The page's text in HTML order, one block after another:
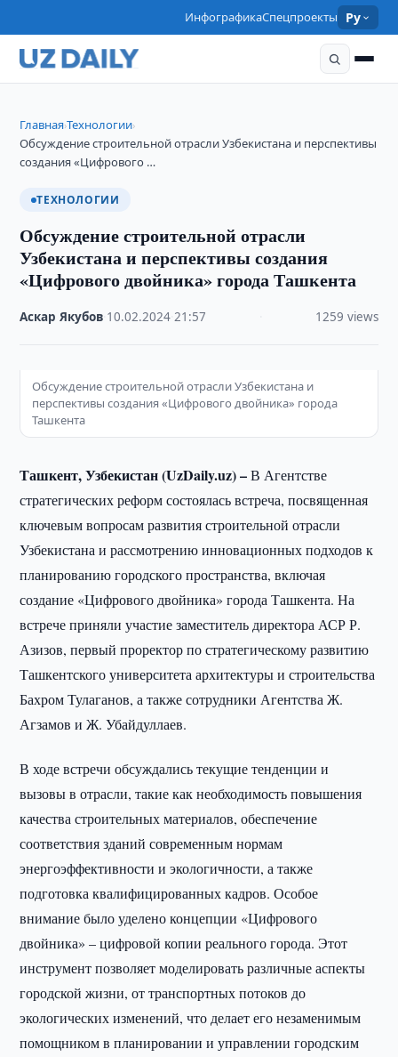
ИнфографикаСпецпроекты Ру
Главная›Технологии›
Обсуждение строительной отрасли Узбекистана и перспективы
создания «Цифрового …
ТЕХНОЛОГИИ
Обсуждение строительной отрасли
Узбекистана и перспективы создания
«Цифрового двойника» города Ташкента
Аскар Якубов 10.02.2024 ·21:57 1259 views
Обсуждение строительной отрасли Узбекистана и
перспективы создания «Цифрового двойника» города
Ташкента
Ташкент, Узбекистан (UzDaily.uz) –В Агентстве
стратегических реформ состоялась встреча, посвященная
ключевым вопросам развития строительной отрасли
Узбекистана и рассмотрению инновационных подходов к
планированию городского пространства, включая
создание «Цифрового двойника» города Ташкента. На
встрече приняли участие заместитель директора АСР Р.
Азизов, первый проректор по стратегическому развитию
Ташкентского университета архитектуры и строительства
Бахром Тулаганов, а также сотрудники Агентства Ж.
Агзамов и Ж. Убайдуллаев.
В ходе встречи обсуждались текущие тенденции и
вызовы в отрасли, такие как необходимость повышения
качества строительных материалов, обеспечение
соответствия зданий современным нормам
энергоэффективности и экологичности, а также
подготовка квалифицированных кадров. Особое
внимание было уделено концепции «Цифрового
двойника» – цифровой копии реального города. Этот
инструмент позволяет моделировать различные аспекты
городской жизни, от транспортных потоков до
экологических изменений, что делает его незаменимым
помощником в планировании и управлении городским